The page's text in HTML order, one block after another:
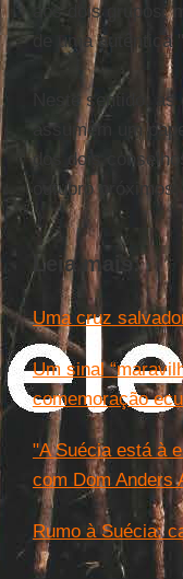
aos dois
de uma autêntica
Neste sentido,
assumem um
dos dois
outubro próximos,
Leia mais:
Uma cruz
Um sinal
comemoração
"A Suécia está à
com Dom Anders
Rumo à Suécia: